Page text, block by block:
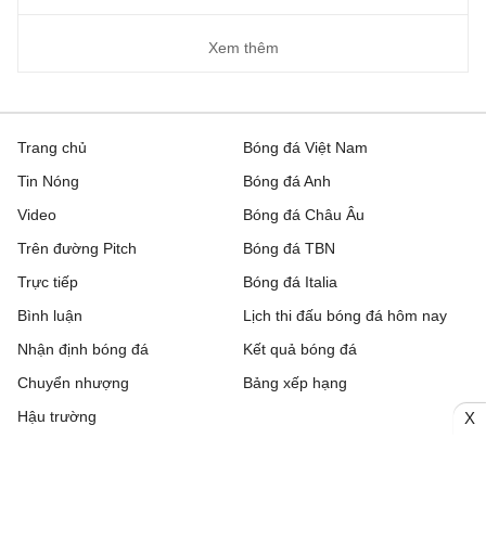
Xem thêm
Trang chủ
Tin Nóng
Video
Trên đường Pitch
Trực tiếp
Bóng đá Việt Nam
Bóng đá Anh
Bóng đá Châu Âu
Bóng đá TBN
Bóng đá Italia
Bình luận
Nhận định bóng đá
Chuyển nhượng
Hậu trường
Lịch thi đấu bóng đá hôm nay
Kết quả bóng đá
Bảng xếp hạng
X